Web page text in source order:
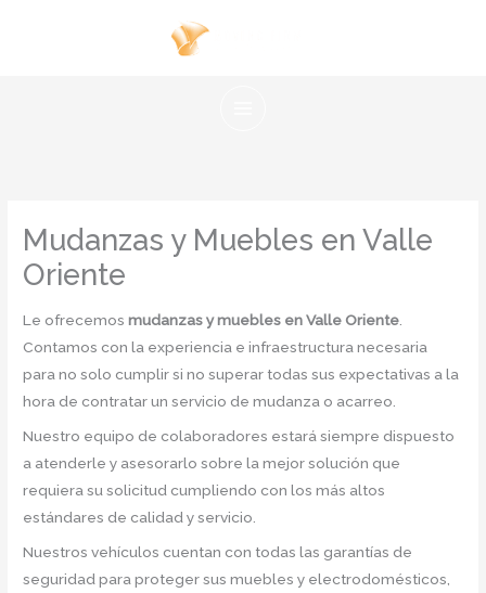
Mudanzas y Muebles en Valle
Oriente
Le ofrecemos mudanzas y muebles en Valle Oriente
Contamos con la experiencia e infraestructura necesaria
para no solo cumplir si no superar todas sus expectativas a la
hora de contratar un servicio de mudanza o acarreo.
Nuestro equipo de colaboradores estará siempre dispuesto
a atenderle y asesorarlo sobre la mejor solución que
requiera su solicitud cumpliendo con los más altos
estándares de calidad y servicio.
Nuestros vehículos cuentan con todas las garantías de
seguridad para proteger sus muebles y electrodomésticos,